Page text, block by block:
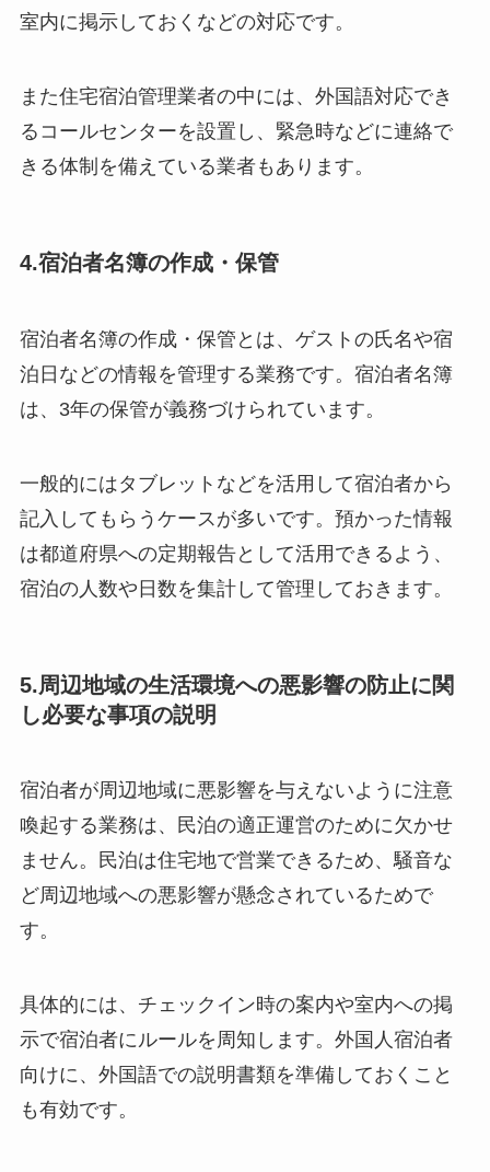
室内に掲示しておくなどの対応です。
また住宅宿泊管理業者の中には、外国語対応でき
るコールセンターを設置し、緊急時などに連絡で
きる体制を備えている業者もあります。
4.宿泊者名簿の作成・保管
宿泊者名簿の作成・保管とは、ゲストの氏名や宿
泊日などの情報を管理する業務です。宿泊者名簿
は、3年の保管が義務づけられています。
一般的にはタブレットなどを活用して宿泊者から
記入してもらうケースが多いです。預かった情報
は都道府県への定期報告として活用できるよう、
宿泊の人数や日数を集計して管理しておきます。
5.周辺地域の生活環境への悪影響の防止に関
し必要な事項の説明
宿泊者が周辺地域に悪影響を与えないように注意
喚起する業務は、民泊の適正運営のために欠かせ
ません。民泊は住宅地で営業できるため、騒音な
ど周辺地域への悪影響が懸念されているためで
す。
具体的には、チェックイン時の案内や室内への掲
示で宿泊者にルールを周知します。外国人宿泊者
向けに、外国語での説明書類を準備しておくこと
も有効です。